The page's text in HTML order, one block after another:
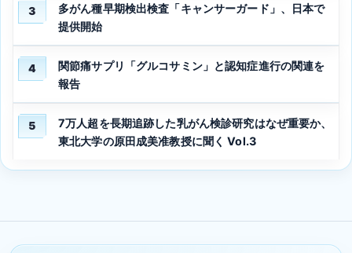
3
多がん種早期検出検査「キャンサーガード」、日本で
提供開始
4
関節痛サプリ「グルコサミン」と認知症進行の関連を
報告
5
7万人超を長期追跡した乳がん検診研究はなぜ重要か、
東北大学の原田成美准教授に聞く Vol.3